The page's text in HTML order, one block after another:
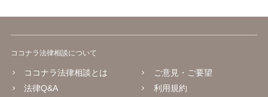
ココナラ法律相談について
ココナラ法律相談とは
法律Q&A
ご意見・ご要望
利用規約